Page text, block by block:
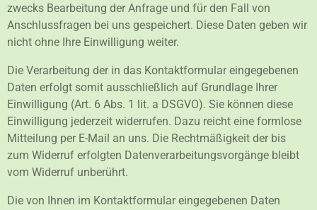
zwecks Bearbeitung der Anfrage und für den Fall von
Anschlussfragen bei uns gespeichert. Diese Daten geben wir
nicht ohne Ihre Einwilligung weiter.
Die Verarbeitung der in das Kontaktformular eingegebenen
Daten erfolgt somit ausschließlich auf Grundlage Ihrer
Einwilligung (Art. 6 Abs. 1 lit. a DSGVO). Sie können diese
Einwilligung jederzeit widerrufen. Dazu reicht eine formlose
Mitteilung per E-Mail an uns. Die Rechtmäßigkeit der bis
zum Widerruf erfolgten Datenverarbeitungsvorgänge bleibt
vom Widerruf unberührt.
Die von Ihnen im Kontaktformular eingegebenen Daten